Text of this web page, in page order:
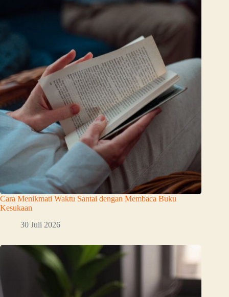
Cara Menikmati Waktu Santai dengan Membaca Buku
Kesukaan
30 Juli 2026